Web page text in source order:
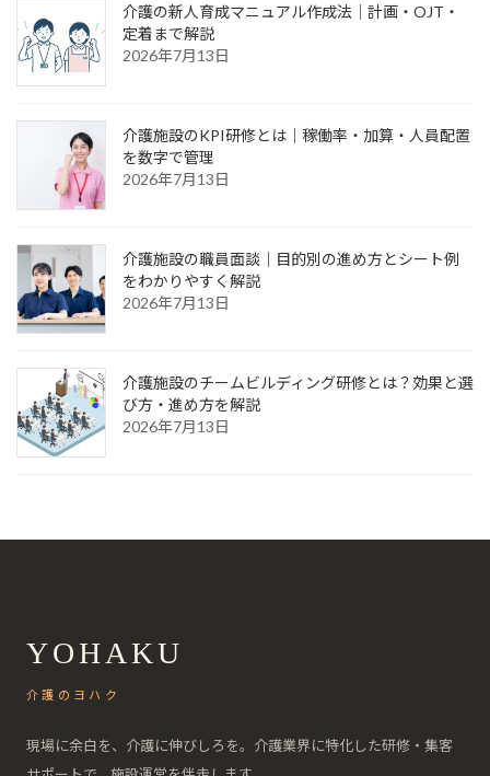
介護の新人育成マニュアル作成法｜計画・OJT・
定着まで解説
2026年7月13日
介護施設のKPI研修とは｜稼働率・加算・人員配置
を数字で管理
2026年7月13日
介護施設の職員面談｜目的別の進め方とシート例
をわかりやすく解説
2026年7月13日
介護施設のチームビルディング研修とは？効果と選
び方・進め方を解説
2026年7月13日
YOHAKU
介護のヨハク
現場に余白を、介護に伸びしろを。介護業界に特化した研修・集客